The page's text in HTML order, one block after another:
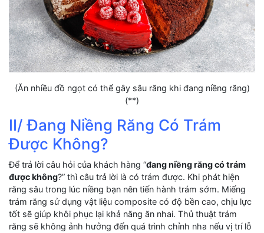
(Ăn nhiều đồ ngọt có thể gây sâu răng khi đang niềng răng)
(**)
II/ Đang Niềng Răng Có Trám
Được Không?
Để trả lời câu hỏi của khách hàng “đang niềng răng có trám
được không?” thì câu trả lời là có trám được. Khi phát hiện
răng sâu trong lúc niềng bạn nên tiến hành trám sớm. Miếng
trám răng sử dụng vật liệu composite có độ bền cao, chịu lực
tốt sẽ giúp khôi phục lại khả năng ăn nhai. Thủ thuật trám
răng sẽ không ảnh hưởng đến quá trình chỉnh nha nếu vị trí lỗ